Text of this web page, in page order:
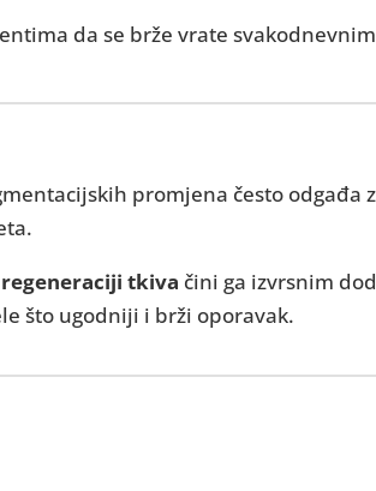
da se brže vrate
promjena često odgađa
tkiva čini ga izvrsnim
što ugodniji i brži oporavak.